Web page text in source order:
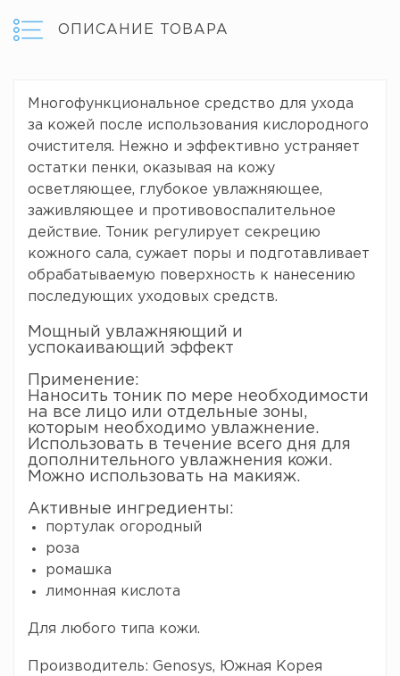
ОПИСАНИЕ ТОВАРА
Многофункциональное средство для ухода
за кожей после использования кислородного
очистителя. Нежно и эффективно устраняет
остатки пенки, оказывая на кожу
осветляющее, глубокое увлажняющее,
заживляющее и противовоспалительное
действие. Тоник регулирует секрецию
кожного сала, сужает поры и подготавливает
обрабатываемую поверхность к нанесению
последующих уходовых средств.
Мощный увлажняющий и
успокаивающий эффект
Применение:
Наносить тоник по мере необходимости
на все лицо или отдельные зоны,
которым необходимо увлажнение.
Использовать в течение всего дня для
дополнительного увлажнения кожи.
Можно использовать на макияж.
Активные ингредиенты:
портулак огородный
роза
ромашка
лимонная кислота
Для любого типа кожи.
Производитель: Genosys, Южная Корея